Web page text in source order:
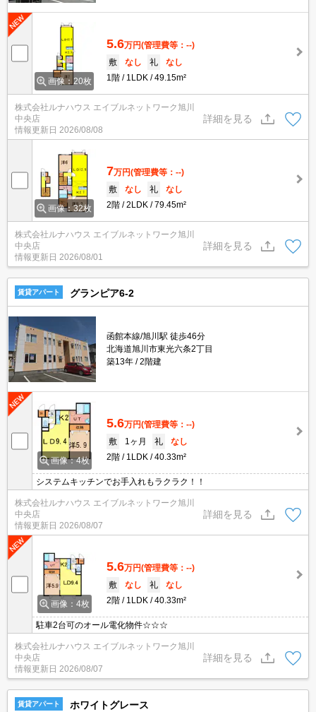
画像：20枚
5.6万円(管理費等：--)
敷
なし 礼
なし
1階
1LDK 49.15m²
株式会社ルナハウス エイブルネットワーク旭川
中央店
情報更新日 2026/08/08
詳細を見る
画像：32枚
7万円(管理費等：--)
敷
なし 礼
なし
2階
2LDK 79.45m²
株式会社ルナハウス エイブルネットワーク旭川
中央店
情報更新日 2026/08/01
詳細を見る
賃貸アパート グランピア6-2
函館本線/旭川駅 徒歩46分
北海道旭川市東光六条2丁目
築13年
2階建
画像：4枚
5.6万円(管理費等：--)
敷
1ヶ月 礼
なし
2階
1LDK 40.33m²
システムキッチンでお手入れもラクラク！！
株式会社ルナハウス エイブルネットワーク旭川
中央店
情報更新日 2026/08/07
詳細を見る
画像：4枚
5.6万円(管理費等：--)
敷
なし 礼
なし
2階
1LDK 40.33m²
駐車2台可のオール電化物件☆☆☆
株式会社ルナハウス エイブルネットワーク旭川
中央店
情報更新日 2026/08/07
詳細を見る
賃貸アパート ホワイトグレース